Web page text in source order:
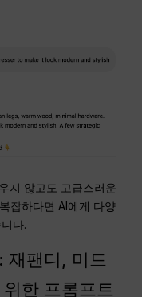
지 않고도 고급스러운
잡하다면 AI에게 다양
다.
재팬디, 미드
한 프롬프트